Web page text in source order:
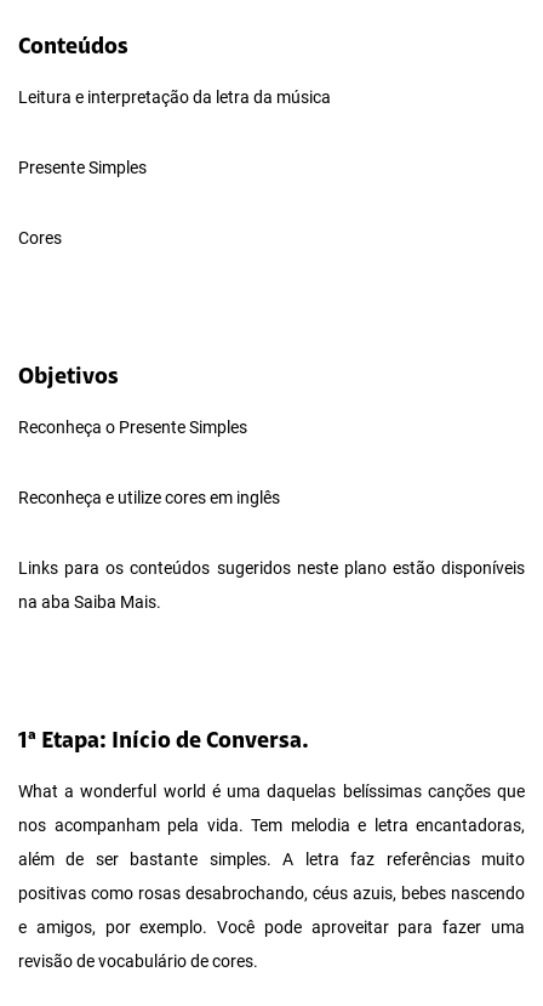
Conteúdos
Leitura e interpretação da letra da música
Presente Simples
Cores
Objetivos
Reconheça o Presente Simples
Reconheça e utilize cores em inglês
Links para os conteúdos sugeridos neste plano estão disponíveis
na aba Saiba Mais.
1ª Etapa: Início de Conversa.
What a wonderful world é uma daquelas belíssimas canções que
nos acompanham pela vida. Tem melodia e letra encantadoras,
além de ser bastante simples. A letra faz referências muito
positivas como rosas desabrochando, céus azuis, bebes nascendo
e amigos, por exemplo. Você pode aproveitar para fazer uma
revisão de vocabulário de cores.